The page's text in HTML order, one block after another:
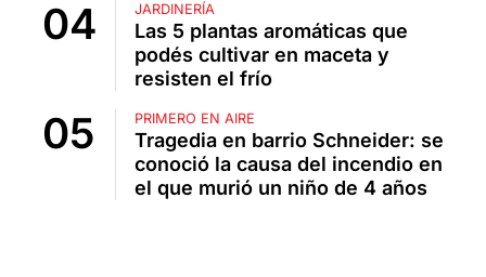
JARDINERÍA
Las 5 plantas aromáticas que
podés cultivar en maceta y
resisten el frío
PRIMERO EN AIRE
Tragedia en barrio Schneider: se
conoció la causa del incendio en
el que murió un niño de 4 años